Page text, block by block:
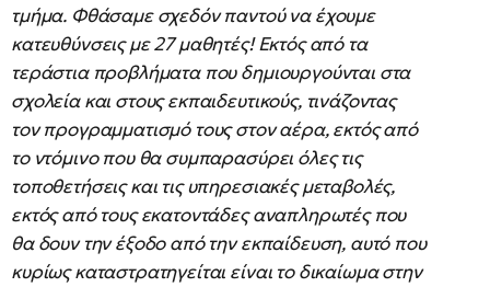
τμήμα. Φθάσαμε σχεδόν παντού να έχουμε
κατευθύνσεις με 27 μαθητές! Εκτός από τα
τεράστια προβλήματα που δημιουργούνται στα
σχολεία και στους εκπαιδευτικούς, τινάζοντας
τον προγραμματισμό τους στον αέρα, εκτός από
το ντόμινο που θα συμπαρασύρει όλες τις
τοποθετήσεις και τις υπηρεσιακές μεταβολές,
εκτός από τους εκατοντάδες αναπληρωτές που
θα δουν την έξοδο από την εκπαίδευση, αυτό που
κυρίως καταστρατηγείται είναι το δικαίωμα στην